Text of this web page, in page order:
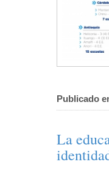
Publicado
La